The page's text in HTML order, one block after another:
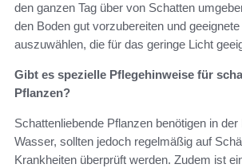
den ganzen Tag über von Schatten
den Boden gut vorzubereiten und
auszuwählen, die für das geringe Licht
Gibt es spezielle Pflegehinweise für
Pflanzen?
Schattenliebende Pflanzen benötigen in
Wasser, sollten jedoch regelmäßig auf
Krankheiten überprüft werden. Zudem ist